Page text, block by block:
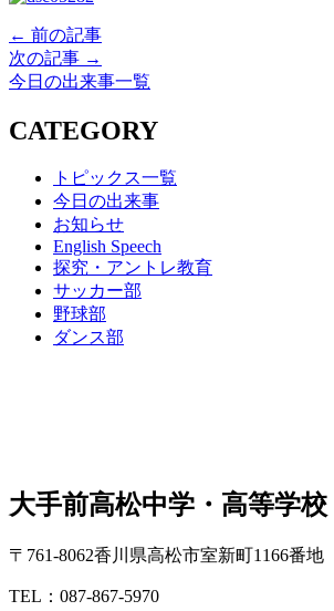
← 前の記事
次の記事 →
今日の出来事一覧
CATEGORY
トピックス一覧
今日の出来事
お知らせ
English Speech
探究・アントレ教育
サッカー部
野球部
ダンス部
大手前高松中学・高等学校
〒761-8062香川県高松市室新町1166番地
TEL：087-867-5970